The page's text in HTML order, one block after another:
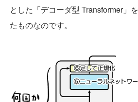
とした「デコーダ型 Transformer」
たものなのです。